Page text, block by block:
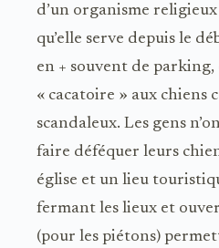
d’un organisme
qu’elle serve depuis le
en + souvent de parking,
« cacatoire » aux chiens
scandaleux. Les gens
faire déféquer leurs
église et un lieu
fermant les lieux et
(pour les piétons)